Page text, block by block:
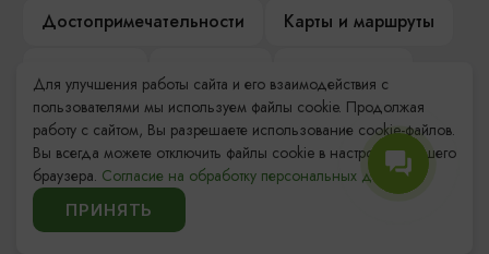
Достопримечательности
Карты и маршруты
Компас Балтийской кухни
Настоящий Калининградец
Музеи
Для улучшения работы сайта и его взаимодействия с
пользователями мы используем файлы cookie. Продолжая
работу с сайтом, Вы разрешаете использование cookie-файлов.
Вы всегда можете отключить файлы cookie в настройках Вашего
браузера. Согласие на обработку персональных данных.
ПРИНЯТЬ